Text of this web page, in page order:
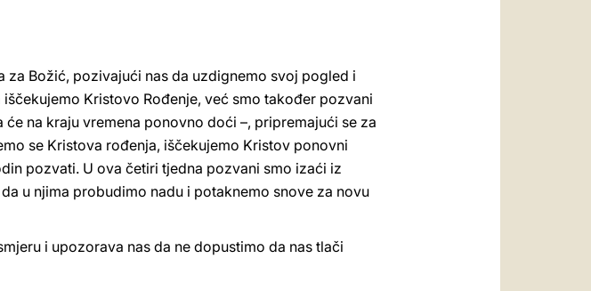
Božić, pozivajući nas da uzdignemo svoj pogled i
Kristovo Rođenje, već smo također pozvani
na kraju vremena ponovno doći –, pripremajući se za
se Kristova rođenja, iščekujemo Kristov ponovni
pozvati. U ova četiri tjedna pozvani smo izaći iz
u njima probudimo nadu i potaknemo snove za novu
i upozorava nas da ne dopustimo da nas tlači